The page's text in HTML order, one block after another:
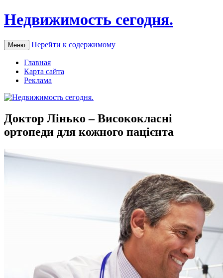
Недвижимость сегодня.
Меню Перейти к содержимому
Главная
Карта сайта
Реклама
Доктор Лінько – Висококласні
ортопеди для кожного пацієнта